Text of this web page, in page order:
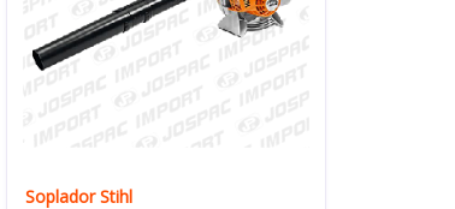
Soplador Stihl